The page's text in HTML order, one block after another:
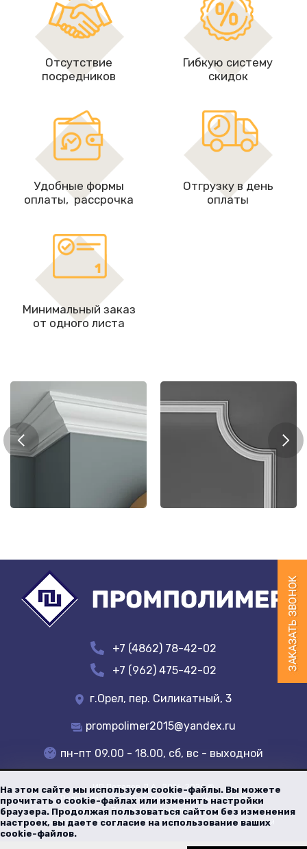
Отсутствие
посредников
Гибкую систему
скидок
Удобные формы
оплаты, рассрочкa
Отгрузку в день
оплаты
Минимальный заказ
от одного листа
+7 (4862) 78-42-02
+7 (962) 475-42-02
г.Орел, пер. Силикатный, 3
prompolimer2015@yandex.ru
пн-пт 09.00 - 18.00, сб, вс - выходной
ИП Потапов Д.А., 2016- 2026©
Политика по обработке персональных данных
Все права защищены
Цены указанные на сайте не являются публичной офертой
На этом сайте мы используем cookie-файлы. Вы можете
прочитать о cookie-файлах или изменить настройки
браузера. Продолжая пользоваться сайтом без изменения
настроек, вы даете согласие на использование ваших
cookie-файлов.